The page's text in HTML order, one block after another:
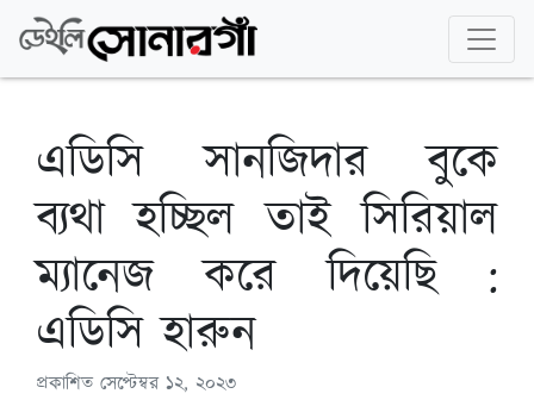
এডিসি সানজিদার বুকে
ব্যথা হচ্ছিল তাই সিরিয়াল
ম্যানেজ করে দিয়েছি :
এডিসি হারুন
প্রকাশিত সেপ্টেম্বর ১২, ২০২৩